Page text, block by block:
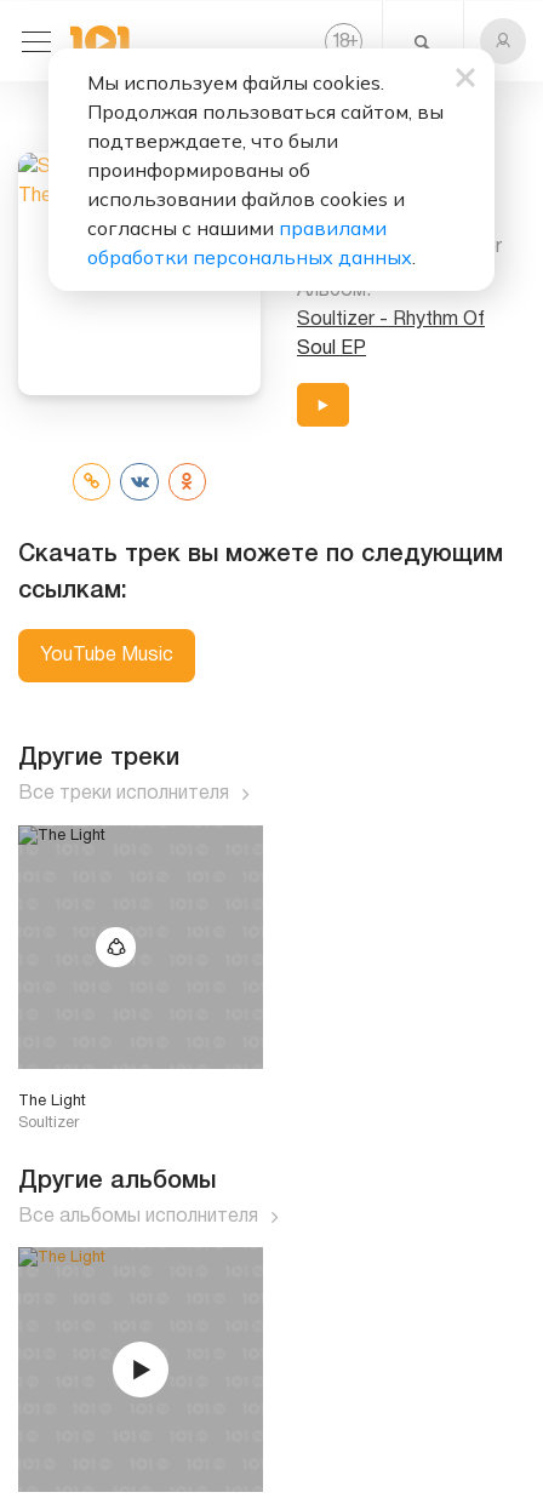
18+
Message In The
Music
Soultizer
Альбом:
Soultizer - Rhythm Of
Soul EP
Скачать трек вы можете по следующим
ссылкам:
YouTube Music
Другие треки
Все треки исполнителя
The Light
Soultizer
Другие альбомы
Все альбомы исполнителя
Мы используем файлы cookies.
Продолжая пользоваться сайтом, вы
подтверждаете, что были
проинформированы об
использовании файлов cookies и
согласны с нашими правилами
обработки персональных данных.